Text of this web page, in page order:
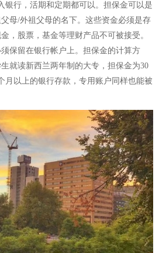
银行，活期和定期都可以。担保金可以是
母/外祖父母的名下。这些资金必须是存
，股票，基金等理财产品不可被接受。
保留在银行帐户上。担保金的计算方
就读新西兰两年制的大专，担保金为30
月以上的银行存款，专用账户同样也能被